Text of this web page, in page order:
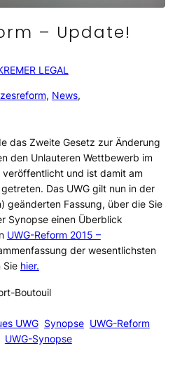
– Update!
LEGAL
, News
das Zweite Gesetz zur Änderung
den Unlauteren Wettbewerb im
und ist damit am
Das UWG gilt nun in der
geänderten Fassung, über die Sie
Synopse einen Überblick
UWG-Reform 2015 –
der wesentlichsten
Sie hier.
Boutouil
UWG Synopse UWG-Reform
UWG-Synopse